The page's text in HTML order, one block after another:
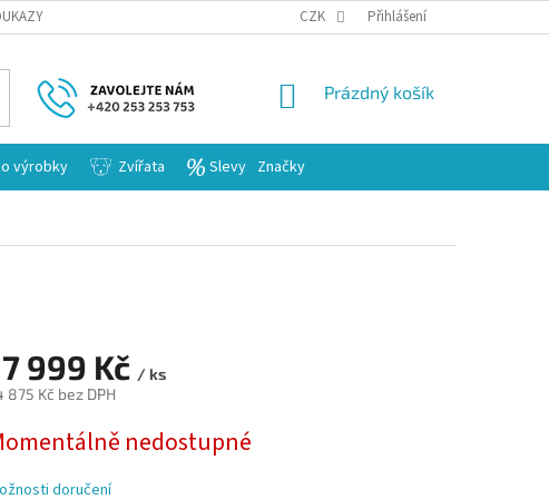
CZK Přihlášení
NÁKUPNÍ
Prázdný košík
výrobky Zvířata Slevy Značky
999 Kč / ks
875 Kč bez DPH
nedostupné
doručení